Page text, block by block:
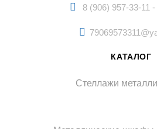
8 (906) 957-33-11
КАТАЛОГ
Стеллажи